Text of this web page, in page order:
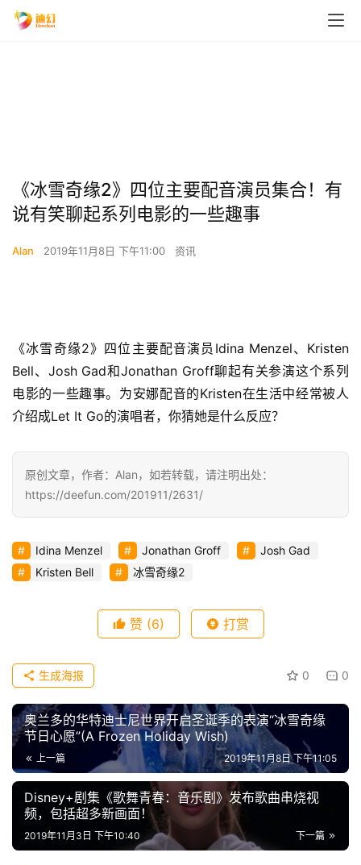
首
页
《冰雪奇缘2》四位主要配音演员集合！有
说有笑聊起系列电影的一些趣事
Alan 2019年11月8日 下午11:00 资讯
《冰雪奇缘2》四位主要配音演员Idina Menzel、Kristen
Bell、Josh Gad和Jonathan Groff聊起有关参演这个系列
电影的一些趣事。为安娜配音的Kristen在生活中经常被人
介绍成Let It Go的演唱者，你猜她是什么反应？
原创文章，作者：Alan，如若转载，请注明出处：
https://deefun.com/201911/2631/
Idina Menzel Jonathan Groff
Josh Gad
Kristen Bell
冰雪奇缘2
赞 (6) 打赏
0 0
生成海报
奥兰多的华特迪士尼世界开启圣诞季的表演“冰雪奇缘
节日心愿”(A Frozen Holiday Wish)
上一篇 2019年11月8日 下午11:05
Disney+剧集《歌舞青春：音乐剧》发布歌曲串烧视
频，包括超多新画面！
下一篇
2019年11月3日 下午10:40